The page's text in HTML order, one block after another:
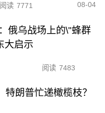
阅读 7771 08-04
俄乌战场上的\"蜂群
大启示
阅读 7483
朗普忙递橄榄枝？